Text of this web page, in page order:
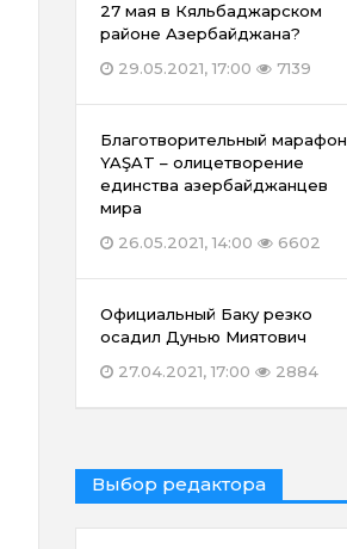
27 мая в Кяльбаджарском
районе Азербайджана?
29.05.2021, 17:00
7139
Благотворительный марафон
YAŞAT – олицетворение
единства азербайджанцев
мира
26.05.2021, 14:00
6602
Официальный Баку резко
осадил Дунью Миятович
27.04.2021, 17:00
2884
Выбор редактора